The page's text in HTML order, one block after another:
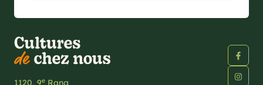
1120, 9e Rang